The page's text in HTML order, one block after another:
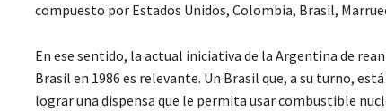
compuesto por Estados Unidos, Colombia, Brasil,
En ese sentido, la actual iniciativa de la Argentina de
Brasil en 1986 es relevante. Un Brasil que, a su turno,
lograr una dispensa que le permita usar combustible